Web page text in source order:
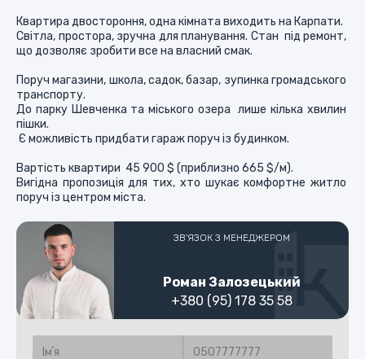
Квартира двостороння, одна кімната виходить на Карпати.
Світла, простора, зручна для планування. Стан  під ремонт,
що дозволяє зробити все на власний смак.
Поруч магазини, школа, садок, базар, зупинка громадського
транспорту.
До парку Шевченка та міського озера  лише кілька хвилин
пішки.
Вартість квартири  45 900 $ (приблизно 665 $/м).
Вигідна пропозиція для тих, хто шукає комфортне житло
ЗВ'ЯЗОК З МЕНЕДЖЕРОМ
Роман Залозецький
+380 (95) 178 35 58